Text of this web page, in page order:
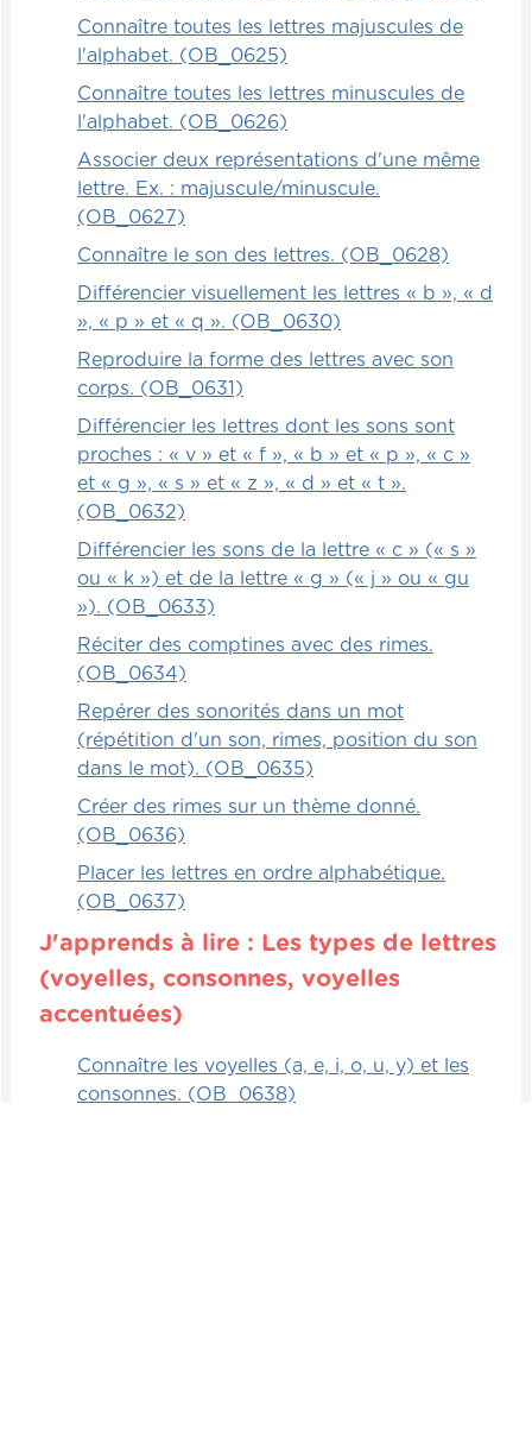
Connaître toutes les lettres majuscules de
l'alphabet. (OB_0625)
Connaître toutes les lettres minuscules de
l'alphabet. (OB_0626)
Associer deux représentations d'une même
lettre. Ex. : majuscule/minuscule.
(OB_0627)
Connaître le son des lettres. (OB_0628)
Différencier visuellement les lettres « b », « d
», « p » et « q ». (OB_0630)
Reproduire la forme des lettres avec son
corps. (OB_0631)
Différencier les lettres dont les sons sont
proches : « v » et « f », « b » et « p », « c »
et « g », « s » et « z », « d » et « t ».
(OB_0632)
Différencier les sons de la lettre « c » (« s »
ou « k ») et de la lettre « g » (« j » ou « gu
»). (OB_0633)
Réciter des comptines avec des rimes.
(OB_0634)
Repérer des sonorités dans un mot
(répétition d'un son, rimes, position du son
dans le mot). (OB_0635)
Créer des rimes sur un thème donné.
(OB_0636)
Placer les lettres en ordre alphabétique.
(OB_0637)
J'apprends à lire : Les types de lettres
(voyelles, consonnes, voyelles
accentuées)
Connaître les voyelles (a, e, i, o, u, y) et les
consonnes. (OB_0638)